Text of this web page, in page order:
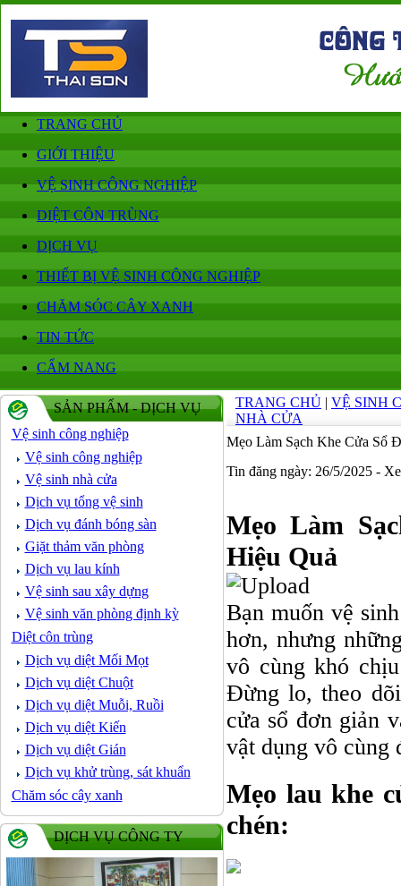
TRANG CHỦ
GIỚI THIỆU
VỆ SINH CÔNG NGHIỆP
DIỆT CÔN TRÙNG
DỊCH VỤ
THIẾT BỊ VỆ SINH CÔNG NGHIỆP
CHĂM SÓC CÂY XANH
TIN TỨC
CẨM NANG
SẢN PHẨM - DỊCH VỤ
Vệ sinh công nghiệp
Vệ sinh công nghiệp
Vệ sinh nhà cửa
Dịch vụ tổng vệ sinh
Dịch vụ đánh bóng sàn
Giặt thảm văn phòng
Dịch vụ lau kính
Vệ sinh sau xây dựng
Vệ sinh văn phòng định kỳ
Diệt côn trùng
Dịch vụ diệt Mối Mọt
Dịch vụ diệt Chuột
Dịch vụ diệt Muỗi, Ruồi
Dịch vụ diệt Kiến
Dịch vụ diệt Gián
Dịch vụ khử trùng, sát khuẩn
Chăm sóc cây xanh
DỊCH VỤ CÔNG TY
TRANG CHỦ | VỆ SINH
NHÀ CỬA
Mẹo Làm Sạch Khe Cửa Sổ
Tin đăng ngày: 26/5/2025 -
Mẹo Làm
Hiệu Quả
Bạn muốn vệ
hơn, nhưng
vô cùng khó
Đừng lo, theo
cửa sổ đơn giản
vật dụng vô cùng
Mẹo lau khe
chén: